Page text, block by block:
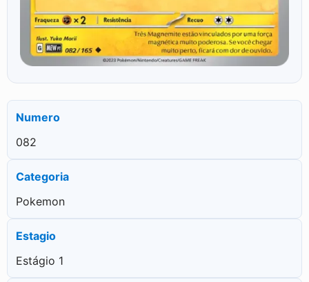
Numero
082
Categoria
Pokemon
Estagio
Estágio 1